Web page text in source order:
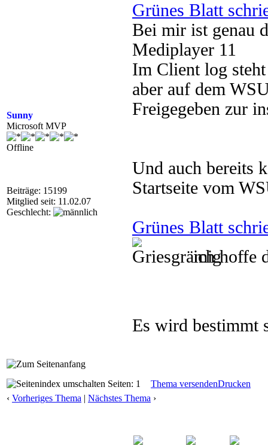
Sunny
Microsoft MVP
Offline
Beiträge: 15199
Mitglied seit: 11.02.07
Geschlecht:
Grünes Blatt
Bei mir ist genau
Mediplayer 11
Im Client log
aber auf dem
Freigegeben zur
Und auch bereits
Startseite vom
Grünes Blatt
ich hoffe
Es wird bestimmt
Seiten: 1 Thema versendenDrucken
‹ Vorheriges Thema | Nächstes Thema ›